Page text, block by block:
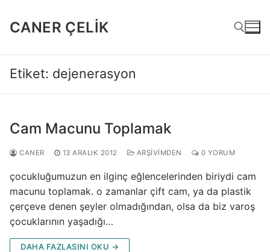
atlaCANER ÇELIK
Arama:
Etiket: dejenerasyon
Cam Macunu Toplamak
CANER 13 ARALIK 2012 ARŞIVIMDEN 0 YORUM
çocukluğumuzun en ilginç eğlencelerinden biriydi cam
macunu toplamak. o zamanlar çift cam, ya da plastik
çerçeve denen şeyler olmadığından, olsa da biz varoş
çocuklarının yaşadığı…
DAHA FAZLASINI OKU →